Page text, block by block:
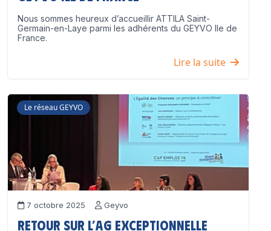
Nous sommes heureux d’accueillir ATTILA Saint-
Germain-en-Laye parmi les adhérents du GEYVO Ile de
France.
Lire la suite
Le réseau GEYVO
7 octobre 2025 Geyvo
Retour sur l’AG exceptionnelle